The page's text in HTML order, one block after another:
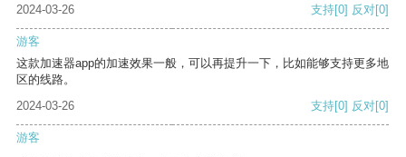
2024-03-26 支持[0] 反对[0]
游客
这款加速器app的加速效果一般，可以再提升一下，比如能够支持更多地
区的线路。
2024-03-26
支持[0] 反对[0]
游客